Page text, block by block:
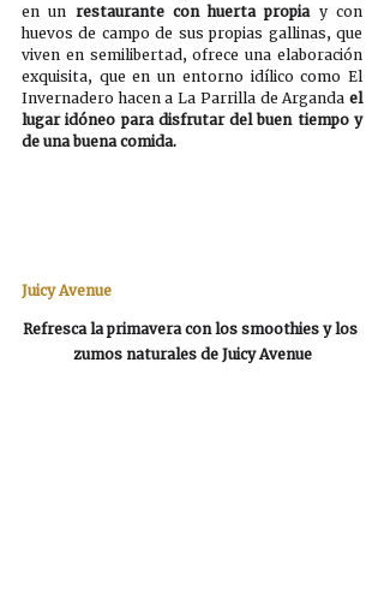
en un restaurante con huerta propia y con
huevos de campo de sus propias gallinas, que
viven en semilibertad, ofrece una elaboración
exquisita, que en un entorno idílico como El
Invernadero hacen a La Parrilla de Arganda el
lugar idóneo para disfrutar del buen tiempo y
de una buena comida.
Juicy Avenue
Refresca la primavera con los smoothies y los
zumos naturales de Juicy Avenue